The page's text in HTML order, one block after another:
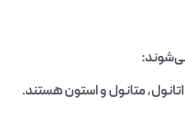
متانول و استون هستند.